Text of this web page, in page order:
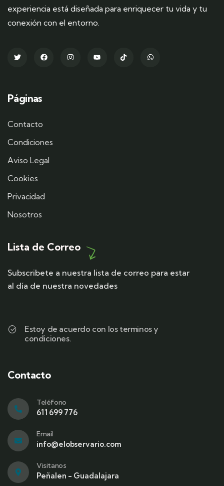
experiencia está diseñada para enriquecer tu vida y tu
conexión con el entorno.
Páginas
Contacto
Condiciones
Aviso Legal
Cookies
Privacidad
Nosotros
Lista de Correo
Subscribete a nuestra lista de correo para estar
al día de nuestra novedades
Estoy de acuerdo con los terminos y
condiciones.
Contacto
Teléfono
611 699 776
Email
info@elobservario.com
Visitanos
Peñalen - Guadalajara